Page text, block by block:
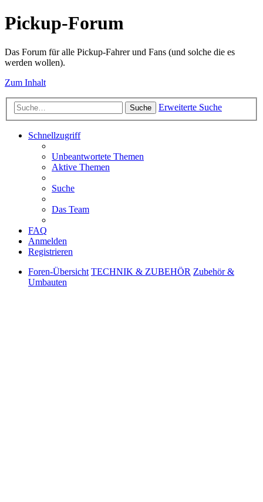
Pickup-Forum
Das Forum für alle Pickup-Fahrer und Fans (und solche die es
werden wollen).
Zum Inhalt
Suche Erweiterte Suche
Schnellzugriff
Unbeantwortete Themen
Aktive Themen
Suche
Das Team
FAQ
Anmelden
Registrieren
Foren-Übersicht TECHNIK & ZUBEHÖR Zubehör &
Umbauten